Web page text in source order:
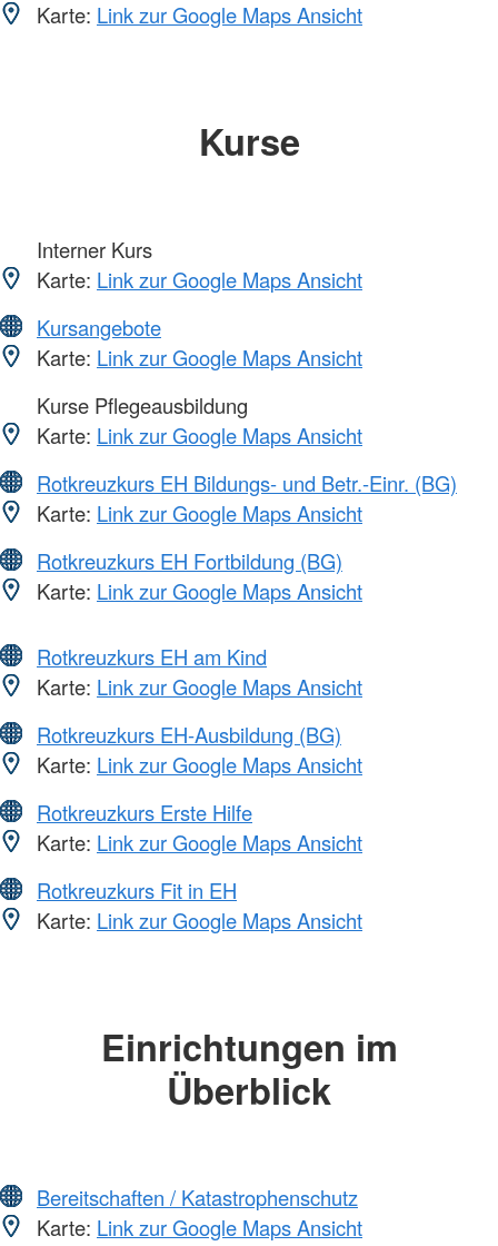
Karte: Link zur Google Maps Ansicht
Kurse
Interner Kurs
Karte: Link zur Google Maps Ansicht
Kursangebote
Karte: Link zur Google Maps Ansicht
Kurse Pflegeausbildung
Karte: Link zur Google Maps Ansicht
Rotkreuzkurs EH Bildungs- und Betr.-Einr. (BG)
Karte: Link zur Google Maps Ansicht
Rotkreuzkurs EH Fortbildung (BG)
Karte: Link zur Google Maps Ansicht
Rotkreuzkurs EH am Kind
Karte: Link zur Google Maps Ansicht
Rotkreuzkurs EH-Ausbildung (BG)
Karte: Link zur Google Maps Ansicht
Rotkreuzkurs Erste Hilfe
Karte: Link zur Google Maps Ansicht
Rotkreuzkurs Fit in EH
Karte: Link zur Google Maps Ansicht
Einrichtungen im
Überblick
Bereitschaften / Katastrophenschutz
Karte: Link zur Google Maps Ansicht